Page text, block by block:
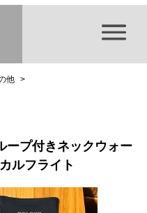
他 >
ープ付きネックウォー
フライト